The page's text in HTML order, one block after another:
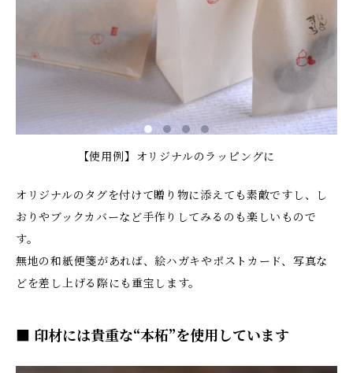
【使用例】オリジナルのラッピングに
オリジナルのタグを付けて贈り物に添えても素敵ですし、し
おりやブックカバーなど手作りしてみるのも楽しいもので
す。
無地の和紙便箋があれば、絵ハガキやポストカード、写真な
どを差し上げる際にも重宝します。
■ 印材には貴重な“本柘”を使用しています